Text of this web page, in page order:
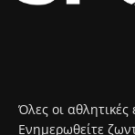
Όλες οι αθλητικές
Ενημερωθείτε